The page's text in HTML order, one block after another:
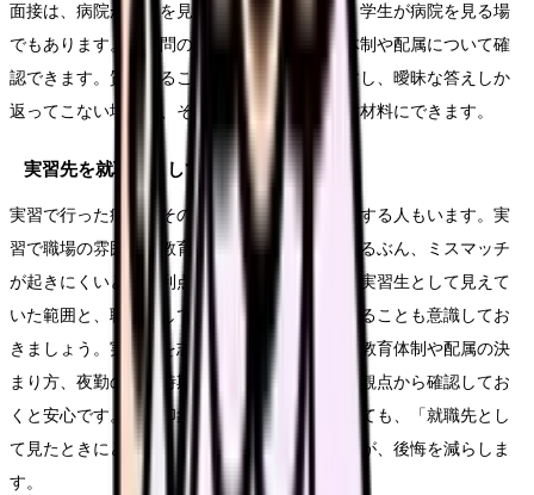
面接は、病院が学生を見る場であると同時に、学生が病院を見る場
でもあります。逆質問の時間があれば、教育体制や配属について確
認できます。質問することで意欲も伝わりますし、曖昧な答えしか
返ってこない場合は、その点を持ち帰って検討材料にできます。
実習先を就職先として検討する場合
実習で行った病院をそのまま就職先として検討する人もいます。実
習で職場の雰囲気や教育の様子を実際に見ているぶん、ミスマッチ
が起きにくいという利点があります。一方で、実習生として見えて
いた範囲と、職員として働く現実には違いがあることも意識してお
きましょう。実習先を志望する場合も、新人の教育体制や配属の決
まり方、夜勤の開始時期などは、改めて就職の観点から確認してお
くと安心です。良い印象を持った実習先であっても、「就職先とし
て見たときにどうか」という視点で見直すことが、後悔を減らしま
す。